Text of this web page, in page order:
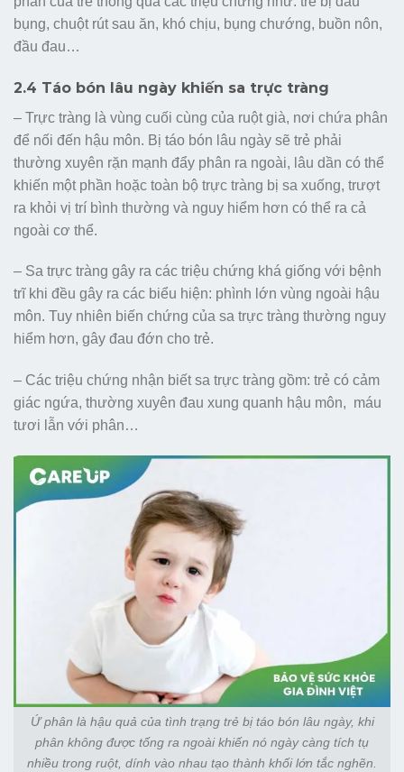
bụng, chuột rút sau ăn, khó chịu, bụng chướng, buồn nôn,
đầu đau…
2.4 Táo bón lâu ngày khiến sa trực tràng
– Trực tràng là vùng cuối cùng của ruột già, nơi chứa phân
để nối đến hậu môn. Bị táo bón lâu ngày sẽ trẻ phải
thường xuyên rặn mạnh đẩy phân ra ngoài, lâu dần có thể
khiến một phần hoặc toàn bộ trực tràng bị sa xuống, trượt
ra khỏi vị trí bình thường và nguy hiểm hơn có thể ra cả
ngoài cơ thể.
– Sa trực tràng gây ra các triệu chứng khá giống với bệnh
trĩ khi đều gây ra các biểu hiện: phình lớn vùng ngoài hậu
môn. Tuy nhiên biến chứng của sa trực tràng thường nguy
hiểm hơn, gây đau đớn cho trẻ.
– Các triệu chứng nhận biết sa trực tràng gồm: trẻ có cảm
giác ngứa, thường xuyên đau xung quanh hậu môn, máu
tươi lẫn với phân…
Ứ phân là hậu quả của tình trạng trẻ bị táo bón lâu ngày, khi
phân không được tống ra ngoài khiến nó ngày càng tích tụ
nhiều trong ruột, dính vào nhau tạo thành khối lớn tắc nghẽn.